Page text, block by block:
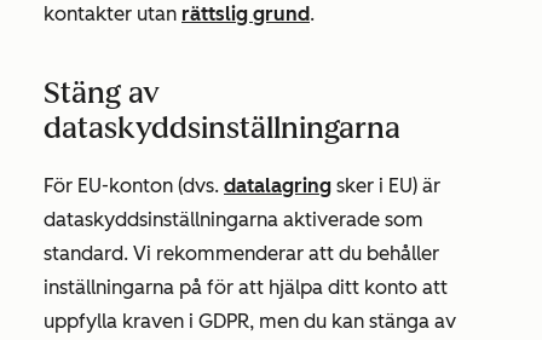
kontakter utan rättslig grund.
Stäng av
dataskyddsinställningarna
För EU-konton (dvs. datalagring sker i EU) är
dataskyddsinställningarna aktiverade som
standard. Vi rekommenderar att du behåller
inställningarna på för att hjälpa ditt konto att
uppfylla kraven i GDPR, men du kan stänga av